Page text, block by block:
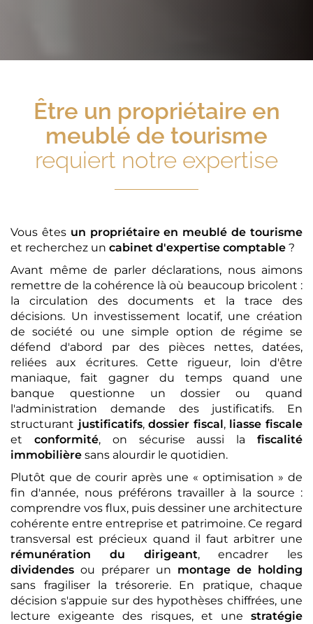
Être un propriétaire en
meublé de tourisme
requiert notre expertise
Vous êtes un propriétaire en meublé de tourisme
et recherchez un cabinet d'expertise comptable ?
Avant même de parler déclarations, nous aimons
remettre de la cohérence là où beaucoup bricolent :
la circulation des documents et la trace des
décisions. Un investissement locatif, une création
de société ou une simple option de régime se
défend d'abord par des pièces nettes, datées,
reliées aux écritures. Cette rigueur, loin d'être
maniaque, fait gagner du temps quand une
banque questionne un dossier ou quand
l'administration demande des justificatifs. En
structurant justificatifs,dossier fiscal, liasse fiscale
et conformité, on sécurise aussi lafiscalité
immobilière sans alourdir le quotidien.
Plutôt que de courir après une « optimisation » de
fin d'année, nous préférons travailler à la source :
comprendre vos flux, puis dessiner une architecture
cohérente entre entreprise et patrimoine. Ce regard
transversal est précieux quand il faut arbitrer une
rémunération du dirigeant, encadrer les
dividendes ou préparer un montage de holding
sans fragiliser la trésorerie. En pratique, chaque
décision s'appuie sur des hypothèses chiffrées, une
lecture exigeante des risques, et une stratégie